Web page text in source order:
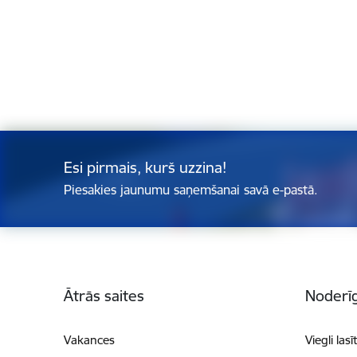
Esi pirmais, kurš uzzina!
Piesakies jaunumu saņemšanai savā e-pastā.
Ātrās saites
Vakances Viegli lasīt